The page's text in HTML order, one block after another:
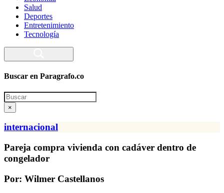
Salud
Deportes
Entretenimiento
Tecnología
Buscar en Paragrafo.co
Search
×
internacional
Pareja compra vivienda con cadáver dentro de
congelador
Por: Wilmer Castellanos